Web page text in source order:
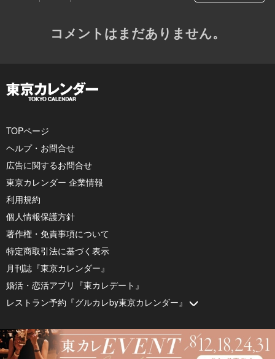
コメントはまだありません。
TOPページ
ヘルプ・お問合せ
広告に関するお問合せ
東京カレンダー 企業情報
利用規約
個人情報保護方針
著作権・免責事項について
特定商取引法に基づく表示
月刊誌『東京カレンダー』
婚活・恋活アプリ『東カレデート』
レストラン予約『グルカレby東京カレンダー』